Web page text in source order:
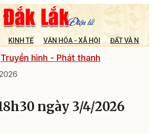
KINH TẾ VĂN HÓA - XÃ HỘI ĐẤT VÀ
Truyền hình - Phát thanh
ngày 3/4/2026